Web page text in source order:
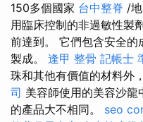
150多個國家 台中整脊 /
用臨床控制的非過敏性製
前達到。 它們包含安全的
製成。 逢甲 整骨 記帳士
珠和其他有價值的材料外
司 美容師使用的美容沙
的產品大不相同。 seo